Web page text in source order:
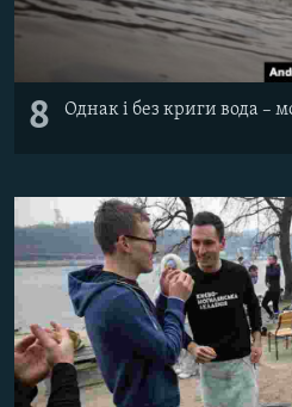
8 Однак і без криги вода –